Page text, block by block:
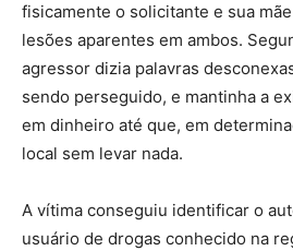
fisicamente o solicitante e sua
lesões aparentes em ambos.
agressor dizia palavras
sendo perseguido, e mantinha a
em dinheiro até que, em
local sem levar nada.
A vítima conseguiu identificar o
usuário de drogas conhecido na